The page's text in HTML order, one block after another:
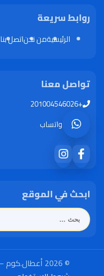
روابط سريعة
الرئيسيةمن نحناتصل بنا
تواصل معنا
+201004546026
واتساب
ابحث في الموقع
البحث
عن:
© 2026 أعطال.كوم — جميع الحقوق محفوظة.